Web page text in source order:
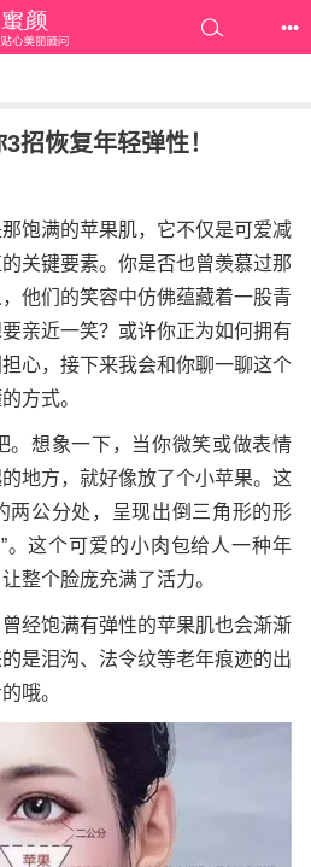
•••
招恢复年轻弹性！
饱满的苹果肌，它不仅是可爱减
关键要素。你是否也曾羡慕过那
他们的笑容中仿佛蕴藏着一股青
亲近一笑？或许你正为如何拥有
心，接下来我会和你聊一聊这个
方式。
。想象一下，当你微笑或做表情
地方，就好像放了个小苹果。这
两公分处，呈现出倒三角形的形
。这个可爱的小肉包给人一种年
整个脸庞充满了活力。
经饱满有弹性的苹果肌也会渐渐
是泪沟、法令纹等老年痕迹的出
哦。